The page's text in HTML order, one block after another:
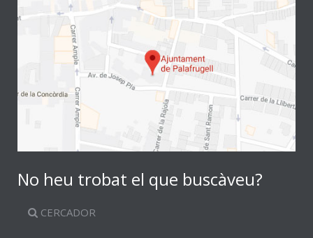
No heu trobat el que buscàveu?
CERCADOR